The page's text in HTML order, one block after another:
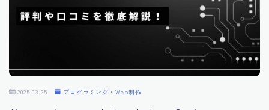
せどり・物販
2025.03.25 プログラミング・Web制作